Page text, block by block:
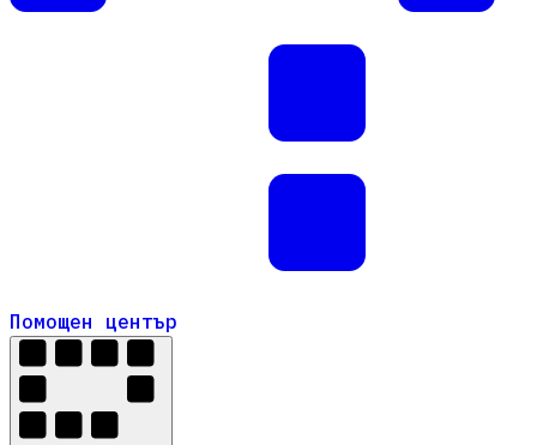
Помощен център
Помощен център